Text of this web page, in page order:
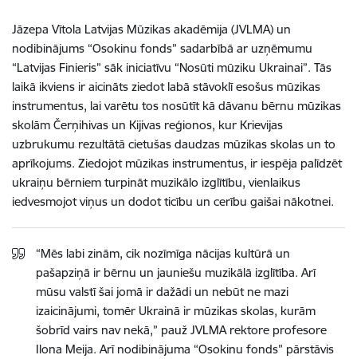
Jāzepa Vītola Latvijas Mūzikas akadēmija (JVLMA) un
nodibinājums “Osokinu fonds” sadarbībā ar uzņēmumu
“Latvijas Finieris” sāk iniciatīvu “Nosūti mūziku Ukrainai”. Tās
laikā ikviens ir aicināts ziedot labā stāvoklī esošus mūzikas
instrumentus, lai varētu tos nosūtīt kā dāvanu bērnu mūzikas
skolām Čerņihivas un Kijivas reģionos, kur Krievijas
uzbrukumu rezultātā cietušas daudzas mūzikas skolas un to
aprīkojums. Ziedojot mūzikas instrumentus, ir iespēja palīdzēt
ukraiņu bērniem turpināt muzikālo izglītību, vienlaikus
iedvesmojot viņus un dodot ticību un cerību gaišai nākotnei.
“Mēs labi zinām, cik nozīmīga nācijas kultūrā un
pašapziņā ir bērnu un jauniešu muzikālā izglītība. Arī
mūsu valstī šai jomā ir dažādi un nebūt ne mazi
izaicinājumi, tomēr Ukrainā ir mūzikas skolas, kurām
šobrīd vairs nav nekā,” pauž JVLMA rektore profesore
Ilona Meija. Arī nodibinājuma “Osokinu fonds” pārstāvis